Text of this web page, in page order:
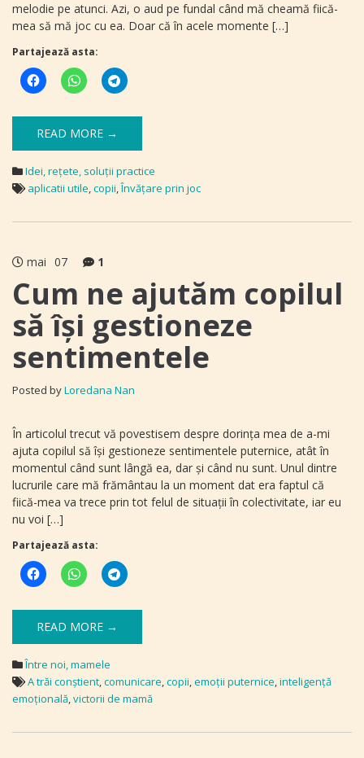
melodie pe atunci. Azi, o aud pe fundal când mă cheamă fiică-
mea să mă joc cu ea. Doar că în acele momente […]
Partajează asta:
READ MORE →
Idei, reţete, soluţii practice
aplicatii utile,copii,Învățare prin joc
mai 07 1
Cum ne ajutăm copilul
să își gestioneze
sentimentele
Posted byLoredana Nan
În articolul trecut vă povestisem despre dorinţa mea de a-mi
ajuta copilul să îşi gestioneze sentimentele puternice, atât în
momentul când sunt lângă ea, dar şi când nu sunt. Unul dintre
lucrurile care mă frământau la un moment dat era faptul că
fiică-mea va trece prin tot felul de situaţii în colectivitate, iar eu
nu voi […]
Partajează asta:
READ MORE →
Între noi, mamele
A trăi conștient,comunicare,copii,emoţii puternice,inteligenţă
emoţională,victorii de mamă